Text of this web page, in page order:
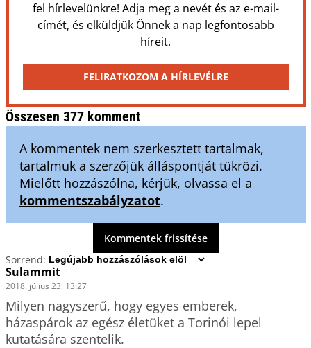
fel hírlevelünkre! Adja meg a nevét és az e-mail-
címét, és elküldjük Önnek a nap legfontosabb
híreit.
FELIRATKOZOM A HÍRLEVÉLRE
Összesen 377 komment
A kommentek nem szerkesztett tartalmak,
tartalmuk a szerzőjük álláspontját tükrözi.
Mielőtt hozzászólna, kérjük, olvassa el a
kommentszabályzatot.
Kommentek frissítése
Sorrend:
Sulammit
2018. július 23. 13:27
Milyen nagyszerű, hogy egyes emberek,
házaspárok az egész életüket a Torinói lepel
kutatására szentelik.